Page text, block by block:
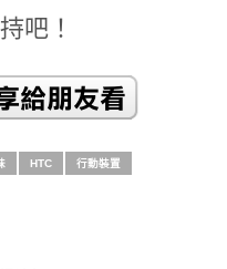
吧！
HTC 行動裝置